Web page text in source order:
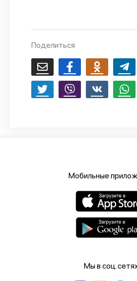
О проекте
Политика
Поделиться
Мобильные
Мы в